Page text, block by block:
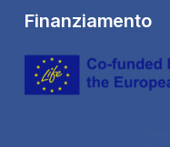
Finanziamento